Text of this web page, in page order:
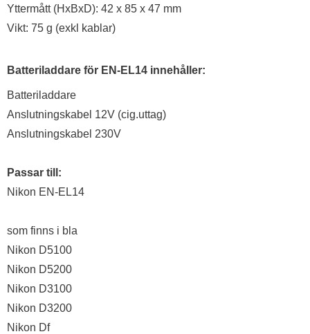
Yttermått (HxBxD): 42 x 85 x 47 mm
Vikt: 75 g (exkl kablar)
Batteriladdare för EN-EL14 innehåller:
Batteriladdare
Anslutningskabel 12V (cig.uttag)
Anslutningskabel 230V
Passar till:
Nikon EN-EL14
som finns i bla
Nikon D5100
Nikon D5200
Nikon D3100
Nikon D3200
Nikon Df